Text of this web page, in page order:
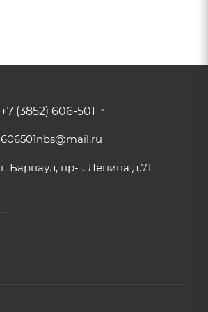
+7 (3852) 606-501
606501nbs@mail.ru
г. Барнаул, пр-т. Ленина д.71